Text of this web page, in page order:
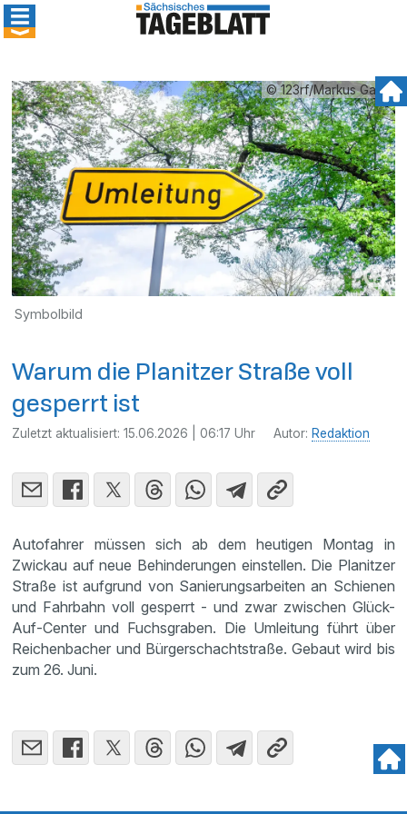
© 123rf/Markus Gann
Symbolbild
Warum die Planitzer Straße voll
gesperrt ist
Zuletzt aktualisiert:15.06.2026 | 06:17 Uhr Autor: Redaktion
Autofahrer müssen sich ab dem heutigen Montag in
Zwickau auf neue Behinderungen einstellen. Die Planitzer
Straße ist aufgrund von Sanierungsarbeiten an Schienen
und Fahrbahn voll gesperrt - und zwar zwischen Glück-
Auf-Center und Fuchsgraben. Die Umleitung führt über
Reichenbacher und Bürgerschachtstraße. Gebaut wird bis
zum 26. Juni.